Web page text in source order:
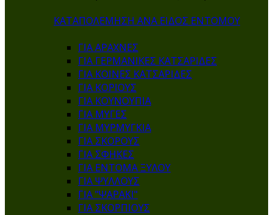
ΚΑΤΑΠΟΛΕΜΗΣΗ ΑΝΑ ΕΙΔΟΣ ΕΝΤΟΜΟΥ
ΓΙΑ ΑΡΑΧΝΕΣ
ΓΙΑ ΓΕΡΜΑΝΙΚΕΣ ΚΑΤΣΑΡΙΔΕΣ
ΓΙΑ ΚΟΙΝΕΣ ΚΑΤΣΑΡΙΔΕΣ
ΓΙΑ ΚΟΡΙΟΥΣ
ΓΙΑ ΚΟΥΝΟΥΠΙΑ
ΓΙΑ ΜΥΓΕΣ
ΓΙΑ ΜΥΡΜΥΓΚΙΑ
ΓΙΑ ΣΚΟΡΟΥΣ
ΓΙΑ ΣΦΗΚΕΣ
ΓΙΑ ΕΝΤΟΜΑ ΞΥΛΟΥ
ΓΙΑ ΨΥΛΛΟΥΣ
ΓΙΑ "ΨΑΡΑΚΙ"
ΓΙΑ ΣΚΟΡΠΙΟΥΣ